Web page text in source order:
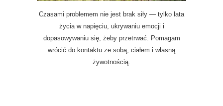
Czasami problemem nie jest brak siły — tylko lata
życia w napięciu, ukrywaniu emocji i
dopasowywaniu się, żeby przetrwać. Pomagam
wrócić do kontaktu ze sobą, ciałem i własną
żywotnością.